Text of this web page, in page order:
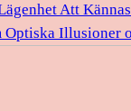
Att
Optiska Illusioner